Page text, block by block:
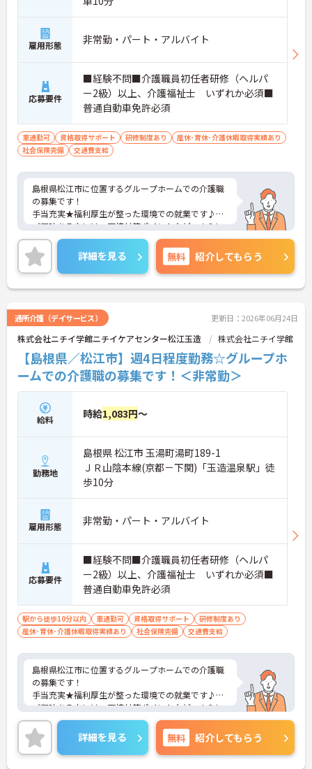
明確にし、心身ともに充実した状態で長くご活躍い
ただけます。
・グループホーム一棟あたりの入居者様20名定員を
常時2～4名のスタッフで支援、国基準を上回る人員
追われることなくご利用者様のペースに合わせたサ
ポートが可能です。施設も専用設計で働きやすく、
ご自身の理想とする福祉を実践できる環境が整って
雇用形態 非常勤・パート・アルバイト
応募要件
■経験不問■介護職員初任者研修（ヘルパ
ー2級）以上、介護福祉士 いずれか必須■
普通自動車免許必須
車通勤可 資格取得サポート 研修制度あり
産休･育休･介護休暇取得実績あり
社会保険完備
交通費支給
島根県松江市に位置するグループホームでの介護職
の募集です！
手当充実★福利厚生が整った環境での就業です♪
ご興味ある方には、面接対策ポイントなど、さらに
詳細をお話しいたしますのでお気軽にご相談くださ
い。
詳細を見る 無料 紹介してもらう
通所介護（デイサービス） 更新日：2026年06月24日
株式会社ニチイ学館ニチイケアセンター松江玉造 株式会社ニチイ学館
【島根県／松江市】週4日程度勤務☆グループホ
ームでの介護職の募集です！＜非常勤＞
給料 時給1,083円～
勤務地
島根県 松江市 玉湯町湯町189-1
ＪＲ山陰本線(京都－下関)「玉造温泉駅」徒
歩10分
雇用形態 非常勤・パート・アルバイト
応募要件
■経験不問■介護職員初任者研修（ヘルパ
ー2級）以上、介護福祉士 いずれか必須■
普通自動車免許必須
駅から徒歩10分以内 車通勤可 資格取得サポート
研修制度あり
産休･育休･介護休暇取得実績あり
社会保険完備 交通費支給
島根県松江市に位置するグループホームでの介護職
の募集です！
手当充実★福利厚生が整った環境での就業です♪
ご興味ある方には、面接対策ポイントなど、さらに
詳細をお話しいたしますのでお気軽にご相談くださ
い。
詳細を見る 無料 紹介してもらう